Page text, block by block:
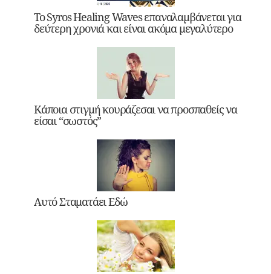
Το Syros Healing Waves επαναλαμβάνεται για
δεύτερη χρονιά και είναι ακόμα μεγαλύτερο
Κάποια στιγμή κουράζεσαι να προσπαθείς να
είσαι “σωστός”
Αυτό Σταματάει Εδώ